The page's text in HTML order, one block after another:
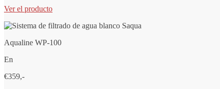
Ver el producto
Aqualine WP-100
En
€359,-